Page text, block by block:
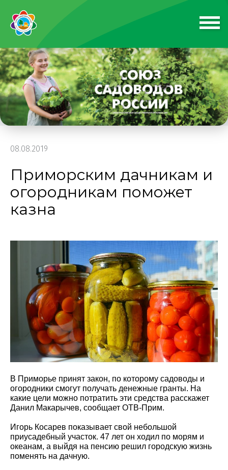
08.08.2019
Приморским дачникам и
огородникам поможет
казна
В Приморье принят закон, по которому садоводы и
огородники смогут получать денежные гранты. На
какие цели можно потратить эти средства расскажет
Данил Макарычев, сообщает ОТВ-Прим.
Игорь Косарев показывает свой небольшой
приусадебный участок. 47 лет он ходил по морям и
океанам, а выйдя на пенсию решил городскую жизнь
поменять на дачную.